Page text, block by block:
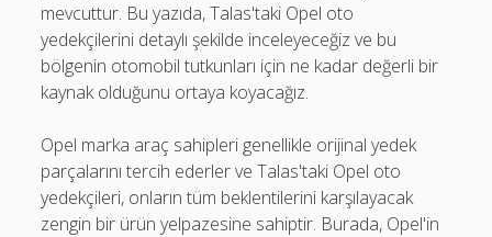
mevcuttur. Bu yazıda, Talas'taki Opel oto
yedekçilerini detaylı şekilde inceleyeceğiz ve bu
bölgenin otomobil tutkunları için ne kadar değerli bir
kaynak olduğunu ortaya koyacağız.
Opel marka araç sahipleri genellikle orijinal yedek
parçalarını tercih ederler ve Talas'taki Opel oto
yedekçileri, onların tüm beklentilerini karşılayacak
zengin bir ürün yelpazesine sahiptir. Burada, Opel'in